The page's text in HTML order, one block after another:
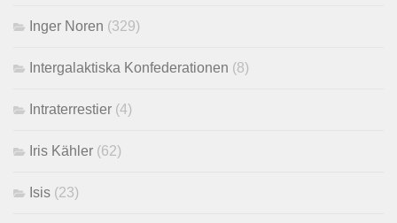
Inger Noren (329)
Intergalaktiska Konfederationen (8)
Intraterrestier (4)
Iris Kähler (62)
Isis (23)